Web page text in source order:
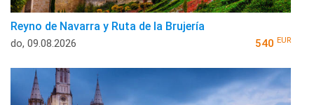
Reyno de Navarra y Ruta de la Brujería
do, 09.08.2026 540 EUR